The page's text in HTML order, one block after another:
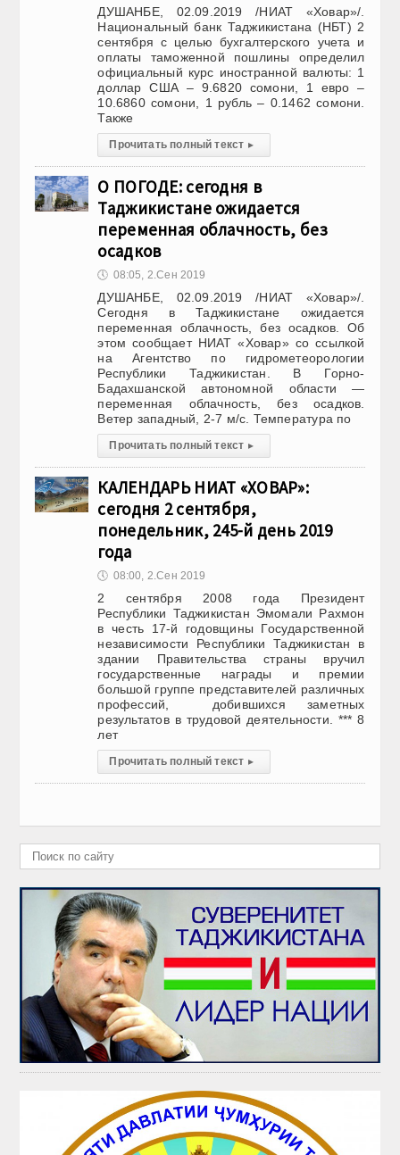
ДУШАНБЕ, 02.09.2019 /НИАТ «Ховар»/.
Национальный банк Таджикистана (НБТ) 2
сентября с целью бухгалтерского учета и
оплаты таможенной пошлины определил
официальный курс иностранной валюты: 1
доллар США – 9.6820 сомони, 1 евро –
10.6860 сомони, 1 рубль – 0.1462 сомони.
Также
Прочитать полный текст ▸
О ПОГОДЕ: сегодня в
Таджикистане ожидается
переменная облачность, без
осадков
🕔 08:05, 2.Сен 2019
ДУШАНБЕ, 02.09.2019 /НИАТ «Ховар»/.
Сегодня в Таджикистане ожидается
переменная облачность, без осадков. Об
этом сообщает НИАТ «Ховар» со ссылкой
на Агентство по гидрометеорологии
Республики Таджикистан. В Горно-
Бадахшанской автономной области —
переменная облачность, без осадков.
Ветер западный, 2-7 м/с. Температура по
Прочитать полный текст ▸
КАЛЕНДАРЬ НИАТ «ХОВАР»:
сегодня 2 сентября,
понедельник, 245-й день 2019
года
🕔 08:00, 2.Сен 2019
2 сентября 2008 года Президент
Республики Таджикистан Эмомали Рахмон
в честь 17-й годовщины Государственной
независимости Республики Таджикистан в
здании Правительства страны вручил
государственные награды и премии
большой группе представителей различных
профессий, добившихся заметных
результатов в трудовой деятельности. *** 8
лет
Прочитать полный текст ▸